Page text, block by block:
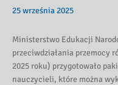
25 września 2025
Ministerstwo Edukacji
przeciwdziałania przemocy
2025 roku) przygotowało
nauczycieli, które można